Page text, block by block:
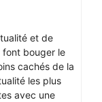
et de
bouger le
cachés de la
les plus
avec une